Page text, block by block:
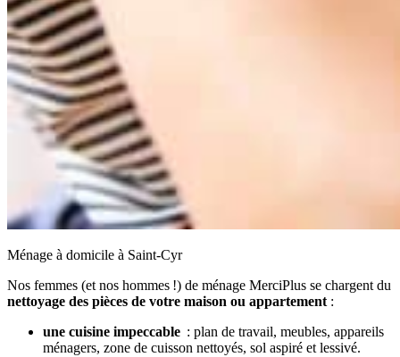
Ménage à domicile à Saint-Cyr
Nos femmes (et nos hommes !) de ménage MerciPlus se chargent du
nettoyage des pièces de votre maison ou appartement :
une cuisine impeccable : plan de travail, meubles, appareils
ménagers, zone de cuisson nettoyés, sol aspiré et lessivé.